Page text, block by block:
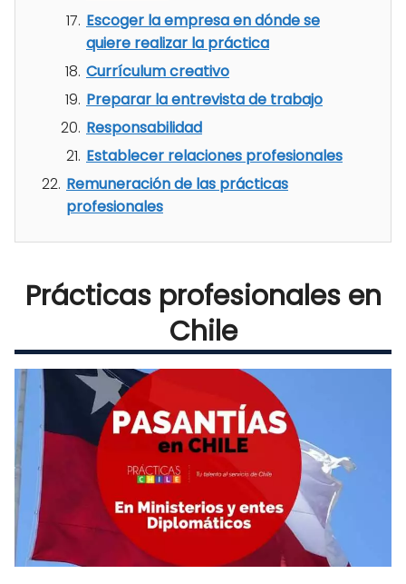
Escoger la empresa en dónde se
quiere realizar la práctica
Currículum creativo
Preparar la entrevista de trabajo
Responsabilidad
Establecer relaciones profesionales
Remuneración de las prácticas
profesionales
Prácticas profesionales en
Chile